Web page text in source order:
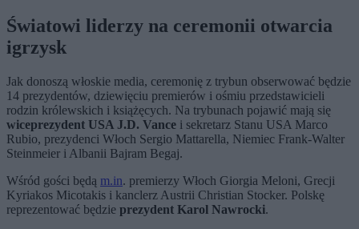
Światowi liderzy na ceremonii otwarcia
igrzysk
Jak donoszą włoskie media, ceremonię z trybun obserwować będzie
14 prezydentów, dziewięciu premierów i ośmiu przedstawicieli
rodzin królewskich i książęcych. Na trybunach pojawić mają się
wiceprezydent USA J.D. Vance i sekretarz Stanu USA Marco
Rubio, prezydenci Włoch Sergio Mattarella, Niemiec Frank-Walter
Steinmeier i Albanii Bajram Begaj.
Wśród gości będą m.in. premierzy Włoch Giorgia Meloni, Grecji
Kyriakos Micotakis i kanclerz Austrii Christian Stocker. Polskę
reprezentować będzie prezydent Karol Nawrocki.